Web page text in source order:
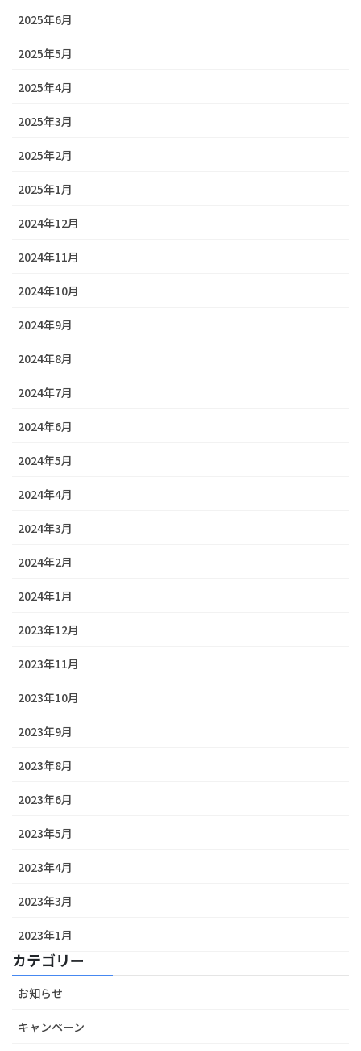
2025年6月
2025年5月
2025年4月
2025年3月
2025年2月
2025年1月
2024年12月
2024年11月
2024年10月
2024年9月
2024年8月
2024年7月
2024年6月
2024年5月
2024年4月
2024年3月
2024年2月
2024年1月
2023年12月
2023年11月
2023年10月
2023年9月
2023年8月
2023年6月
2023年5月
2023年4月
2023年3月
2023年1月
カテゴリー
お知らせ
キャンペーン